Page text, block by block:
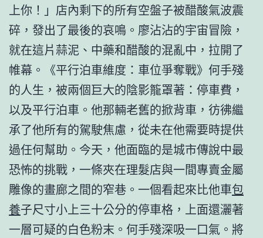
上你！」店內剩下的所有空盤子被醋酸氣波震
碎，發出了最後的哀鳴。廖沾沾的宇宙冒險，
就在這片蒜泥、中藥和醋酸的混亂中，拉開了
帷幕。《平行泊車維度：車位爭奪戰》何手殘
的人生，被兩個巨大的陰影籠罩著：停車費，
以及平行泊車。他那輛老舊的掀背車，彷彿繼
承了他所有的駕駛焦慮，從未在他需要時提供
過任何幫助。今天，他面臨的是城市傳說中最
恐怖的挑戰，一條夾在理髮店與一間專賣金屬
雕像的畫廊之間的窄巷。一個看起來比他車包
養子尺寸小上三十公分的停車格，上面還灑著
一層可疑的白色粉末。何手殘深吸一口氣。將